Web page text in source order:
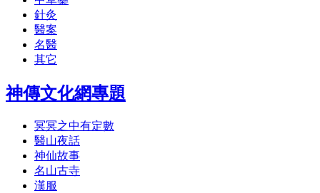
針灸
醫案
名醫
其它
神傳文化網專題
冥冥之中有定數
醫山夜話
神仙故事
名山古寺
漢服